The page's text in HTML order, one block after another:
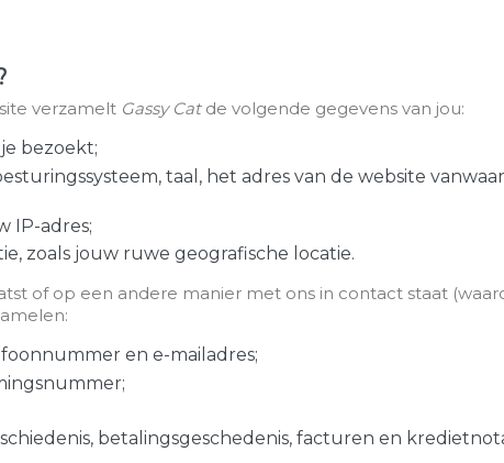
verzamelt Gassy Catde volgende gegevens van jou:
bezoekt;
taal, het adres van de website
IP-adres;
zoals jouw ruwe geografische locatie.
of op een andere manier met ons in contact staat
en e-mailadres;
betalingsgeschedenis, facturen en